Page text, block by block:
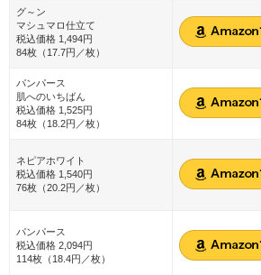
グ～ン
マシュマロ仕立て
税込価格 1,494円
84枚（17.7円／枚）
パンパース
肌へのいちばん
税込価格 1,525円
84枚（18.2円／枚）
ネピアホワイト
税込価格 1,540円
76枚（20.2円／枚）
パンパース
税込価格 2,094円
114枚（18.4円／枚）